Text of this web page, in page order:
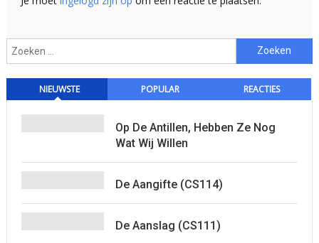
Zoeken
naar:
NIEUWSTE POPULAR REACTIES
Op De Antillen, Hebben Ze Nog
Wat Wij Willen
De Aangifte (CS114)
De Aanslag (CS111)